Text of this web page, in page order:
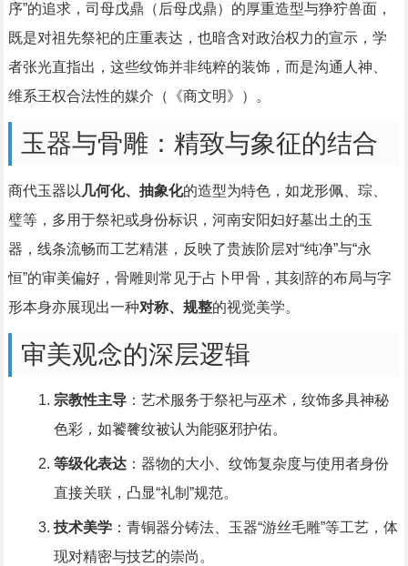
序”的追求，司母戊鼎（后母戊鼎）的厚重造型与狰狞兽面，
既是对祖先祭祀的庄重表达，也暗含对政治权力的宣示，学
者张光直指出，这些纹饰并非纯粹的装饰，而是沟通人神、
维系王权合法性的媒介（《商文明》）。
玉器与骨雕：精致与象征的结合
商代玉器以几何化、抽象化的造型为特色，如龙形佩、琮、
璧等，多用于祭祀或身份标识，河南安阳妇好墓出土的玉
器，线条流畅而工艺精湛，反映了贵族阶层对“纯净”与“永
恒”的审美偏好，骨雕则常见于占卜甲骨，其刻辞的布局与字
形本身亦展现出一种对称、规整的视觉美学。
审美观念的深层逻辑
宗教性主导：艺术服务于祭祀与巫术，纹饰多具神秘
色彩，如饕餮纹被认为能驱邪护佑。
等级化表达：器物的大小、纹饰复杂度与使用者身份
直接关联，凸显“礼制”规范。
技术美学：青铜器分铸法、玉器“游丝毛雕”等工艺，体
现对精密与技艺的崇尚。